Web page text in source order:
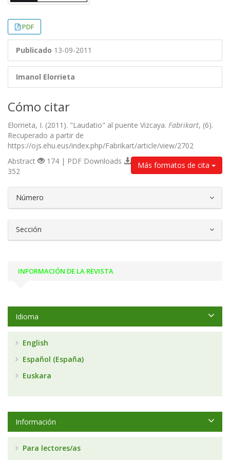
PDF
Publicado 13-09-2011
Imanol Elorrieta
Cómo citar
Elorrieta, I. (2011). "Laudatio" al puente Vizcaya. Fabrikart, (6).
Recuperado a partir de
https://ojs.ehu.eus/index.php/Fabrikart/article/view/2702
Más formatos de cita
Abstract
174 | PDF Downloads
352
Número
Sección
INFORMACIÓN DE LA REVISTA
Idioma
English
Español (España)
Euskara
Información
Para lectores/as